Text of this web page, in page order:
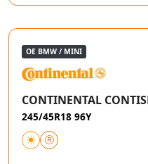
OE BMW / MINI
CONTINENTAL
245/45R18 96Y